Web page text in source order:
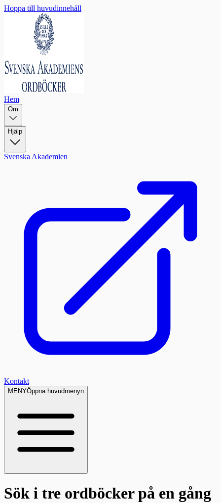
Hoppa till huvudinnehåll
Hem
Om
Hjälp
Svenska Akademien
Kontakt
MENYÖppna huvudmenyn
Sök i tre ordböckerpå en gång